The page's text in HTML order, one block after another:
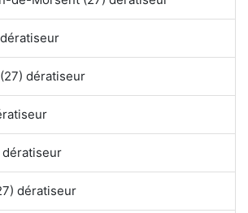
dératiseur
dératiseur
dératiseur